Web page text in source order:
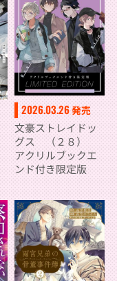
2026.03.26発売
文豪ストレイドッ
グス （２８）
アクリルブックエ
ンド付き限定版